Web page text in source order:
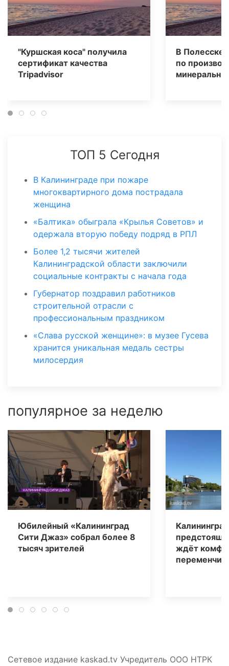
"Куршская коса" получила
сертификат качества
Tripаdvisor
В Полесске
по
ТОП 5 Сегодня
В Калининграде при пожаре
многоквартирного дома пострадала
женщина
«Балтика» обыграла «Крылья Советов» и
одержала вторую победу подряд в РПЛ
Более 1,2 тысячи жителей
Калининградской области заключили
социальные контракты с начала года
Губернатор поздравил работников
строительной отрасли с
профессиональным праздником
«Слава русской женщине»: в музее Гусева
хранится уникальная медаль сестры
милосердия
популярное за неделю
Юбилейный «Калининград
Сити Джаз» собрал более 8
тысяч зрителей
ждёт
Сетевое издание kaskad.tv Учредитель ООО НТРК